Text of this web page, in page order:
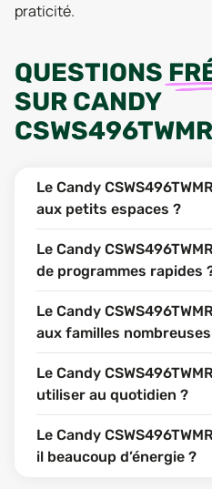
praticité.
QUESTIONS
SUR CANDY
Le Candy
aux petits espaces ?
Le Candy
de programmes rapides
Le Candy
aux familles
Le Candy
utiliser au quotidien ?
Le Candy
il beaucoup d’énergie ?